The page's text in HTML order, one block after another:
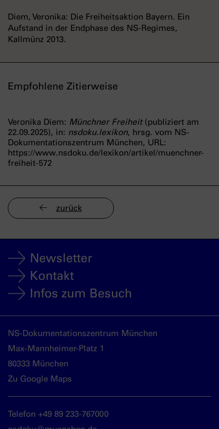
Diem, Veronika: Die Freiheitsaktion Bayern. Ein
Aufstand in der Endphase des NS-Regimes,
Kallmünz 2013.
Empfohlene Zitierweise
Veronika Diem: Münchner Freiheit (publiziert am
22.09.2025), in: nsdoku.lexikon, hrsg. vom NS-
Dokumentationszentrum München, URL:
https://www.nsdoku.de/lexikon/artikel/muenchner-
freiheit-572
zurück
Newsletter
Kontakt
Infos zum Besuch
NS-Dokumentationszentrum München
Max-Mannheimer-Platz 1
80333 München
Zu Google Maps
Telefon +49 89 233-767000